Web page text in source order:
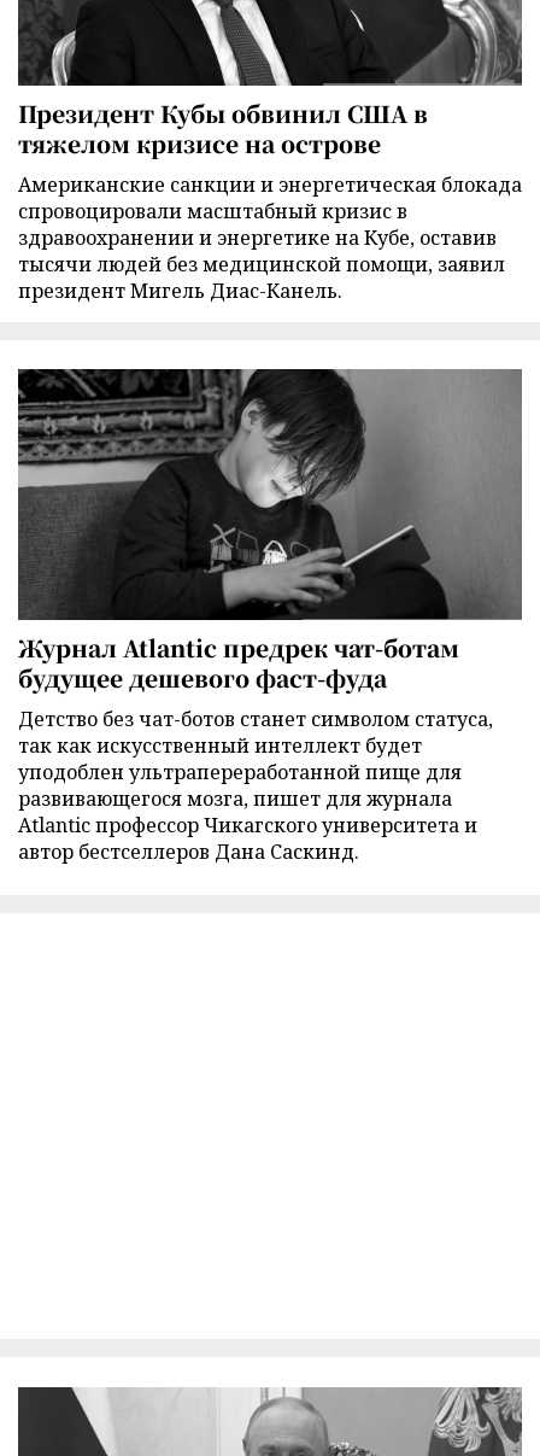
Президент Кубы обвинил США в
тяжелом кризисе на острове
Американские санкции и энергетическая блокада
спровоцировали масштабный кризис в
здравоохранении и энергетике на Кубе, оставив
тысячи людей без медицинской помощи, заявил
президент Мигель Диас-Канель.
Журнал Atlantic предрек чат-ботам
будущее дешевого фаст-фуда
Детство без чат-ботов станет символом статуса,
так как искусственный интеллект будет
уподоблен ультрапереработанной пище для
развивающегося мозга, пишет для журнала
Atlantic профессор Чикагского университета и
автор бестселлеров Дана Саскинд.